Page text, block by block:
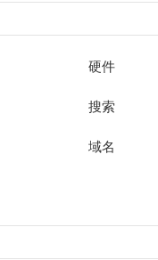
硬件
搜索
域名